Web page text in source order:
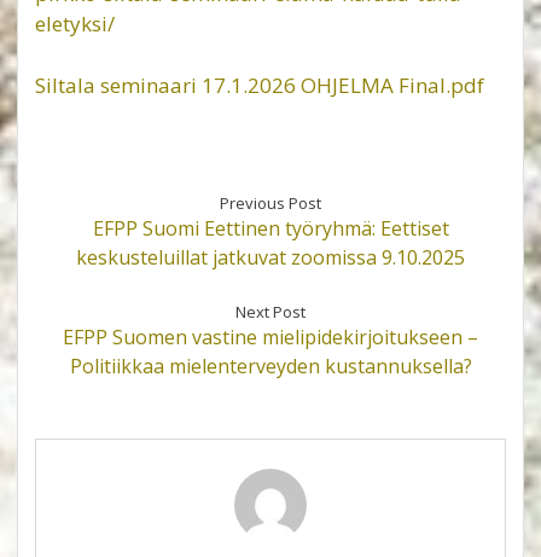
eletyksi/
Siltala seminaari 17.1.2026 OHJELMA Final.pdf
Previous Post
EFPP Suomi Eettinen työryhmä: Eettiset
keskusteluillat jatkuvat zoomissa 9.10.2025
Next Post
EFPP Suomen vastine mielipidekirjoitukseen –
Politiikkaa mielenterveyden kustannuksella?